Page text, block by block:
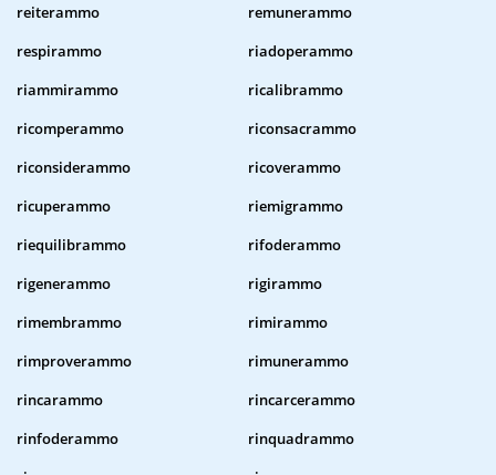
reiterammo
remunerammo
respirammo
riadoperammo
riammirammo
ricalibrammo
ricomperammo
riconsacrammo
riconsiderammo
ricoverammo
ricuperammo
riemigrammo
riequilibrammo
rifoderammo
rigenerammo
rigirammo
rimembrammo
rimirammo
rimproverammo
rimunerammo
rincarammo
rincarcerammo
rinfoderammo
rinquadrammo